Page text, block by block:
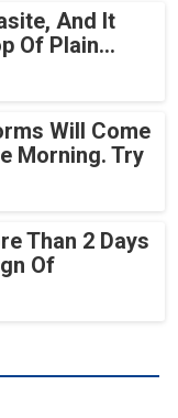
And It
Of Plain...
Will Come
Morning. Try
Than 2 Days
Of